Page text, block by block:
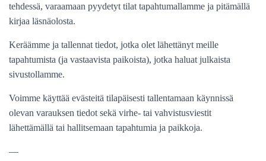
tehdessä, varaamaan pyydetyt tilat tapahtumallamme ja pitämällä
kirjaa läsnäolosta.
Keräämme ja tallennat tiedot, jotka olet lähettänyt meille
tapahtumista (ja vastaavista paikoista), jotka haluat julkaista
sivustollamme.
Voimme käyttää evästeitä tilapäisesti tallentamaan käynnissä
olevan varauksen tiedot sekä virhe- tai vahvistusviestit
lähettämällä tai hallitsemaan tapahtumia ja paikkoja.
—